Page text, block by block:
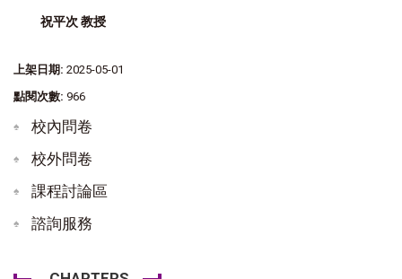
祝平次 教授
上架日期: 2025-05-01
點閱次數: 966
校內問卷
校外問卷
課程討論區
諮詢服務